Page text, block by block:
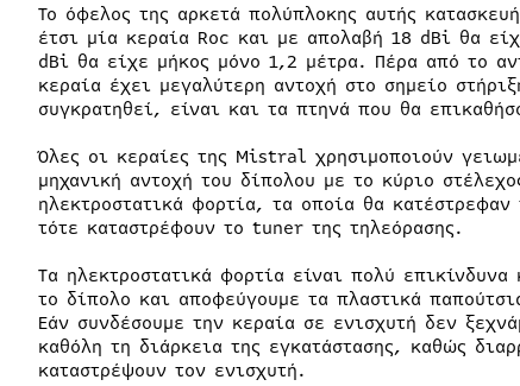
Το όφελος της αρκετά πολύπλοκης αυτής
έτσι μία κεραία Roc και με απολαβή 18 dBi θα
dBi θα είχε μήκος μόνο 1,2 μέτρα. Πέρα από το
κεραία έχει μεγαλύτερη αντοχή στο σημείο
συγκρατηθεί, είναι και τα πτηνά που θα
Όλες οι κεραίες της Mistral χρησιμοποιούν
μηχανική αντοχή του δίπολου με το κύριο
ηλεκτροστατικά φορτία, τα οποία θα
τότε καταστρέφουν το tuner της τηλεόρασης.
Τα ηλεκτροστατικά φορτία είναι πολύ
το δίπολο και αποφεύγουμε τα πλαστικά
Εάν συνδέσουμε την κεραία σε ενισχυτή δεν
καθόλη τη διάρκεια της εγκατάστασης, καθώς
καταστρέψουν τον ενισχυτή.